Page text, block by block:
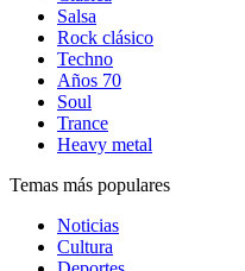
Salsa
Rock clásico
Techno
Años 70
Soul
Trance
Heavy metal
Temas más populares
Noticias
Cultura